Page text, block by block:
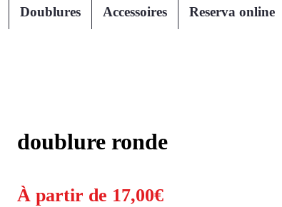
Doublures Accessoires Reserva online
doublure ronde
À partir de 17,00€Prix